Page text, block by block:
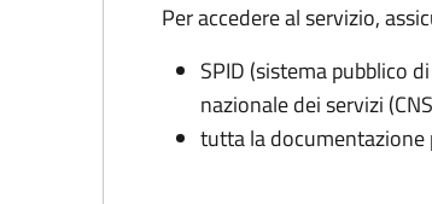
Per accedere al servizio,
SPID (sistema pubblico
nazionale dei servizi
tutta la documentazione